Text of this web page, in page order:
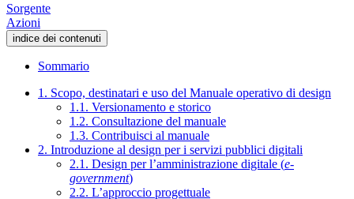
Sorgente
Azioni
indice dei contenuti
Sommario
1. Scopo, destinatari e uso del Manuale operativo di design
1.1. Versionamento e storico
1.2. Consultazione del manuale
1.3. Contribuisci al manuale
2. Introduzione al design per i servizi pubblici digitali
2.1. Design per l’amministrazione digitale (e-
government)
2.2. L’approccio progettuale